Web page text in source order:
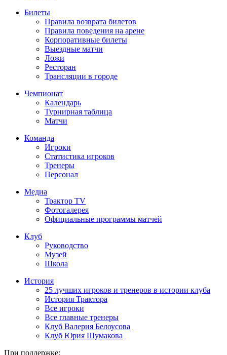
Билеты
Правила возврата билетов
Правила поведения на арене
Корпоративные билеты
Выездные матчи
Ложи
Ресторан
Трансляции в городе
Чемпионат
Календарь
Турнирная таблица
Матчи
Команда
Игроки
Статистика игроков
Тренеры
Персонал
Медиа
Трактор TV
Фотогалерея
Официальные программы матчей
Клуб
Руководство
Музей
Школа
История
25 лучших игроков и тренеров в истории клуба
История Трактора
Все игроки
Все главные тренеры
Клуб Валерия Белоусова
Клуб Юрия Шумакова
При поддержке: